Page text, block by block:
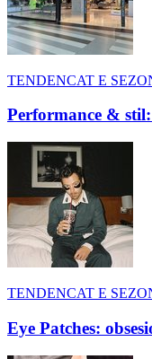
TENDENCAT E
Performance & stil:
TENDENCAT E
Eye Patches: